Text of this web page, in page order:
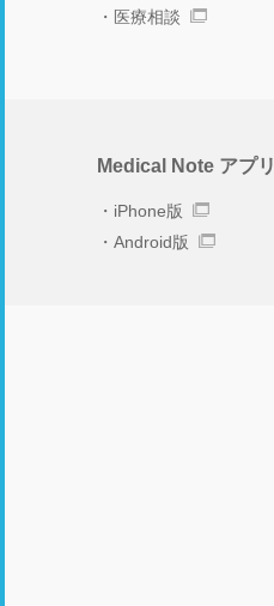
医療相談
Medical Note アプリ
iPhone版
Android版